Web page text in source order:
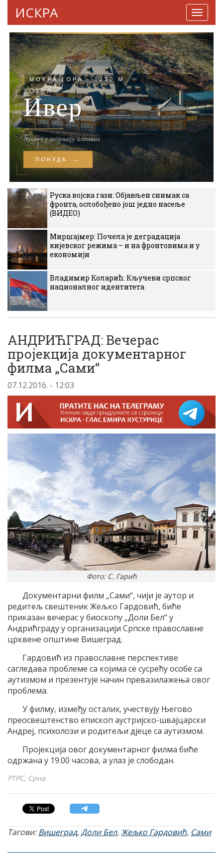
ИСКРА
Руска војска гази: Објављен снимак са
фронта, ослобођено још једно насеље
(ВИДЕО)
Миршајмер: Почела је деградација
кијевског режима – и на фронтовима и у
економији
Владимир Коларић: Кључеви српског
националног идентитета
АНДРИЋГРАД: Вечерас
пројекција документарног
филма „Сами“
07.12.2016. - 12:03
Фото: С. Гарић
Документарни филм „Сами“, чији је аутор и
редитељ свештеник Жељко Гардовић, биће
приказан вечерас у биоскопу „Доли Бел“ у
Андрићграду у организацији Српске православне
црквене општине Вишеград.
Гардовић из православне перспективе
сагледава проблеме са којима се сусрећу особе са
аутизмом и презентује начин превазилажења овог
проблема.
У филму, између осталих, учествују Његово
преосвештенство епископ аустријско-швајцарски
Андреј, психолози и родитељи дјеце са аутизмом.
Пројекција овог документарног филма биће
одржана у 19.00 часова, а улаз је слободан.
РТРС, Срна
Тагови:Вишеград,Доли Бел,Жељко Гардовић, Сами